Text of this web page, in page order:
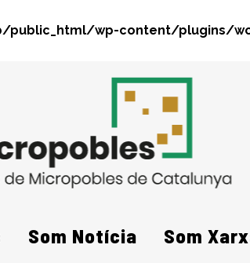
wp-content/plugins/
Som Notícia Som